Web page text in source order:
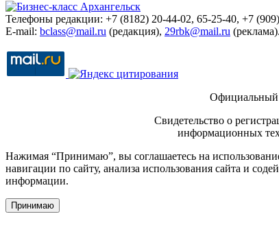
Телефоны редакции: +7 (8182) 20-44-02, 65-25-40, +7
E-mail: bclass@mail.ru (редакция), 29rbk@mail.ru (реклама).
Официальный
Свидетельство о
информационных
Нажимая “Принимаю”, вы соглашаетесь на
навигации по сайту, анализа использования сайта и
информации.
Принимаю